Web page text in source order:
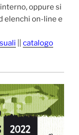
oppure si
elenchi on-line e
catalogo